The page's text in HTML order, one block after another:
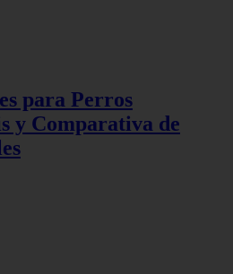
para Perros
y Comparativa de